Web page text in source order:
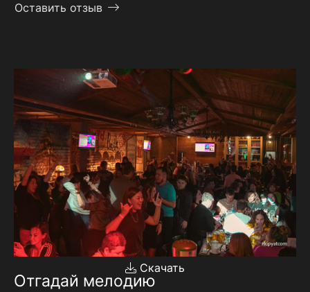
Оставить отзыв
Скачать
Отгадай мелодию